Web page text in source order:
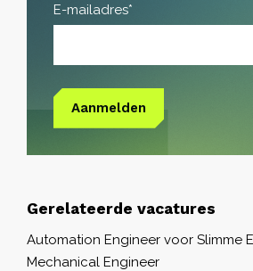
E-mailadres*
Aanmelden
Gerelateerde vacatures
Automation Engineer voor Slimme
Mechanical Engineer